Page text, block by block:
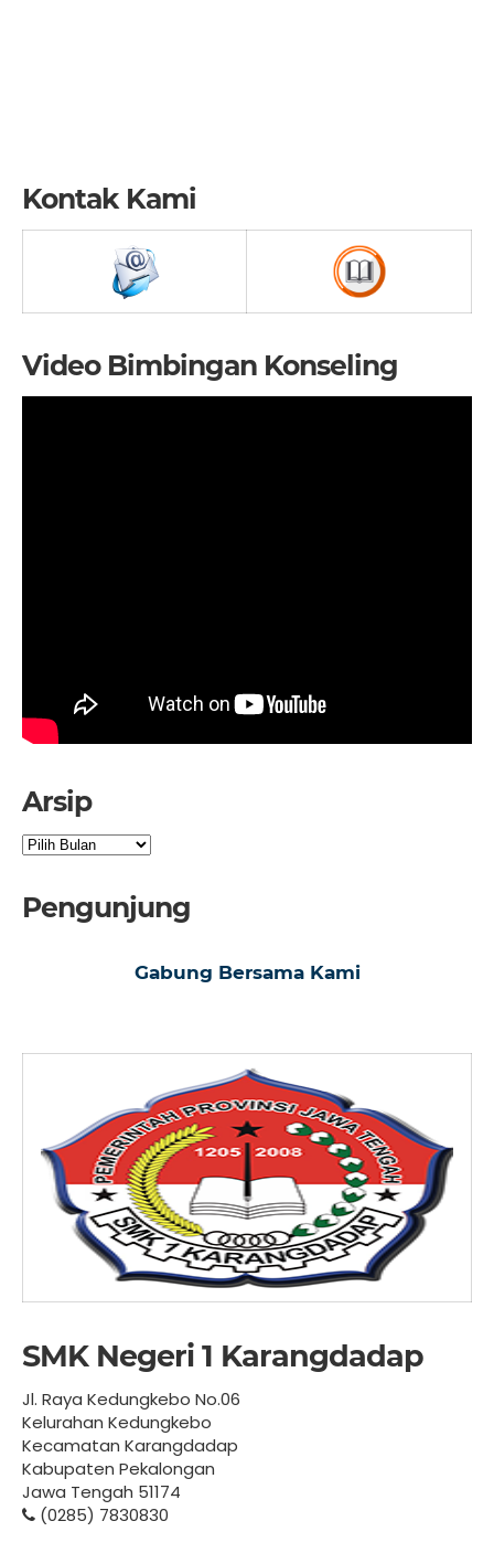
Kontak Kami
Video Bimbingan Konseling
Arsip
Arsip
Pengunjung
Gabung Bersama Kami
SMK Negeri 1 Karangdadap
Jl. Raya Kedungkebo No.06
Kelurahan Kedungkebo
Kecamatan Karangdadap
Kabupaten Pekalongan
Jawa Tengah 51174
(0285) 7830830